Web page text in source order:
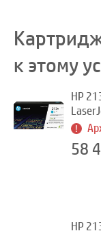
к этому
HP
58
HP